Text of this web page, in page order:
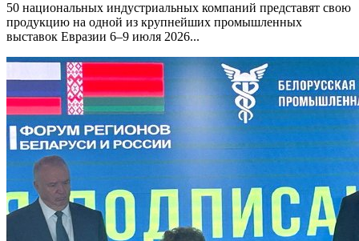
50 национальных индустриальных компаний представят свою
продукцию на одной из крупнейших промышленных
выставок Евразии 6–9 июля 2026...